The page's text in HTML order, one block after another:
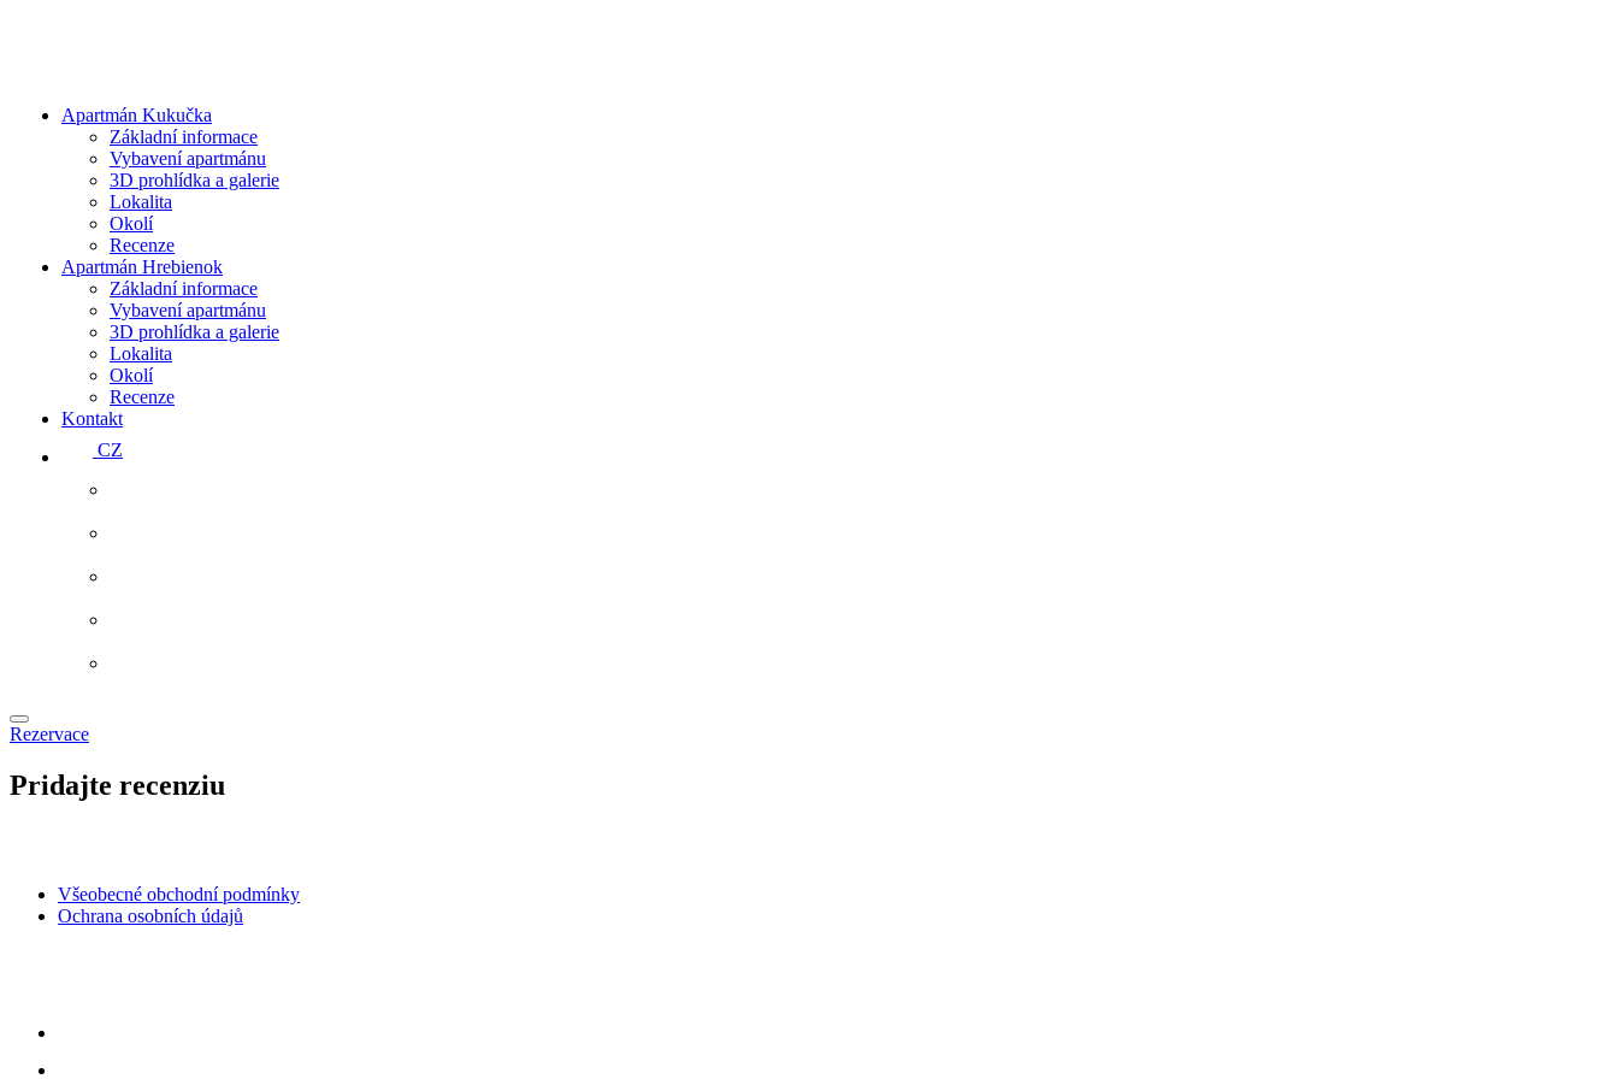
Apartmán Kukučka
Základní informace
Vybavení apartmánu
3D prohlídka a galerie
Lokalita
Okolí
Recenze
Apartmán Hrebienok
Základní informace
Vybavení apartmánu
3D prohlídka a galerie
Lokalita
Okolí
Recenze
Kontakt
Rezervace
Pridajte recenziu
Všeobecné obchodní podmínky
Ochrana osobních údajů